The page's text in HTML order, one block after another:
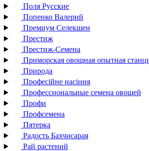
Поля Русские
Попенко Валерий
Премиум Селекшен
Престиж
Престиж-Семена
Приморская овощная опытная
Природа
Професійне насіння
Профессиональные семена овощей
Профи
Профсемена
Пятерка
Радость Бахчисарая
Рай растений